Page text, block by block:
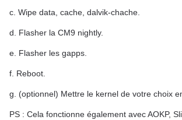
c. Wipe data, cache, dalvik-chache.
d. Flasher la CM9 nightly.
e. Flasher les gapps.
f. Reboot.
g. (optionnel) Mettre le kernel de votre choix
PS : Cela fonctionne également avec AOKP,